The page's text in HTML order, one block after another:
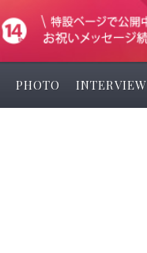
PHOTO INTERVIEW